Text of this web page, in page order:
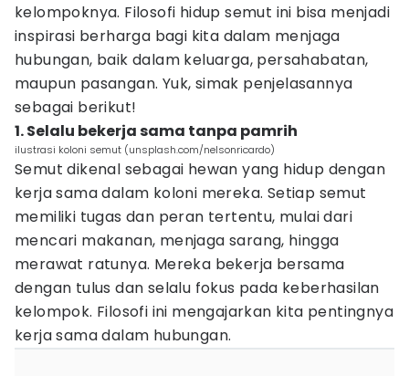
kelompoknya. Filosofi hidup semut ini bisa menjadi
inspirasi berharga bagi kita dalam menjaga
hubungan, baik dalam keluarga, persahabatan,
maupun pasangan. Yuk, simak penjelasannya
sebagai berikut!
1. Selalu bekerja sama tanpa pamrih
ilustrasi koloni semut (unsplash.com/nelsonricardo)
Semut dikenal sebagai hewan yang hidup dengan
kerja sama dalam koloni mereka. Setiap semut
memiliki tugas dan peran tertentu, mulai dari
mencari makanan, menjaga sarang, hingga
merawat ratunya. Mereka bekerja bersama
dengan tulus dan selalu fokus pada keberhasilan
kelompok. Filosofi ini mengajarkan kita pentingnya
kerja sama dalam hubungan.